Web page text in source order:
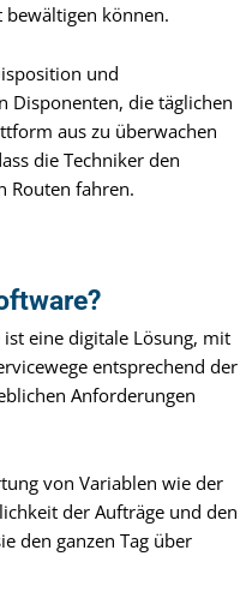
bewältigen können.
und
Disponenten, die täglichen
aus zu überwachen
die Techniker den
Routen fahren.
eine digitale Lösung, mit
entsprechend der
Anforderungen
von Variablen wie der
der Aufträge und den
den ganzen Tag über